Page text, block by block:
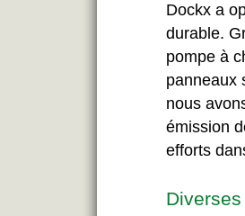
Dockx a
durable.
pompe à
panneaux
nous
émission
efforts